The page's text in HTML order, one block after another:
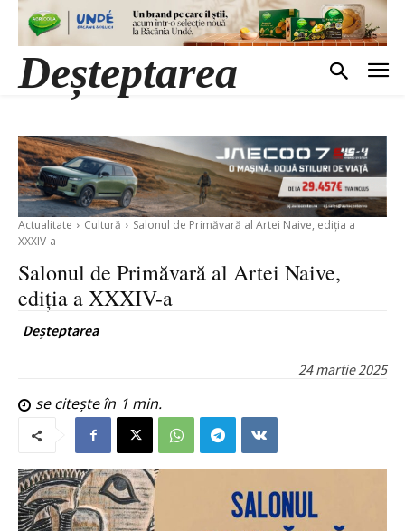
Deșteptarea
Actualitate Cultură
Salonul de Primăvară al Artei Naive, ediția a
XXXIV-a
Salonul de Primăvară al Artei Naive,
ediția a XXXIV-a
Deșteptarea
24 martie 2025
se citește în 1 min.